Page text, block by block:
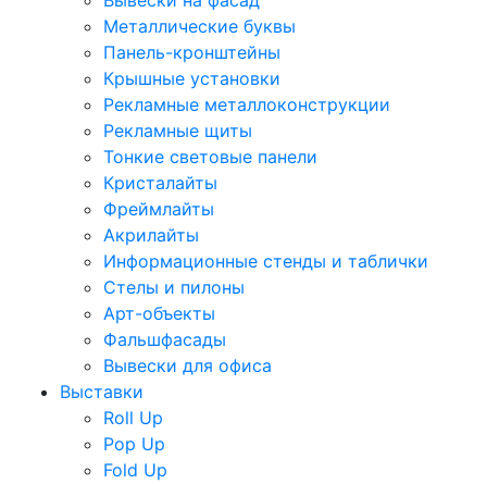
Металлические буквы
Панель-кронштейны
Крышные установки
Рекламные металлоконструкции
Рекламные щиты
Тонкие световые панели
Кристалайты
Фреймлайты
Акрилайты
Информационные стенды и таблички
Стелы и пилоны
Арт-объекты
Фальшфасады
Вывески для офиса
Выставки
Roll Up
Pop Up
Fold Up